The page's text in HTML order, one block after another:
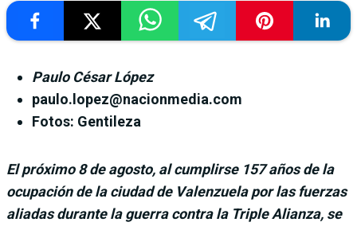
Paulo César López
paulo.lopez@nacionmedia.com
Fotos: Gentileza
El próximo 8 de agosto, al cumplirse 157 años de la
ocupación de la ciudad de Valenzuela por las fuerzas
aliadas durante la guerra contra la Triple Alianza, se